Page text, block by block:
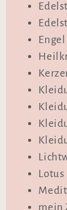
Lotus
mein